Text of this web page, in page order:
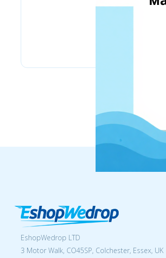
EshopWedrop LTD
3 Motor Walk, CO45SP, Colchester, Essex, UK